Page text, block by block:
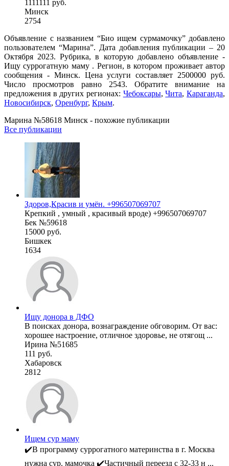
1111111 руб.
Минск
2754
Объявление с названием “Био ищем сурмамочку” добавлено
пользователем “Марина”. Дата добавления публикации – 20
Октября 2023. Рубрика, в которую добавлено объявление -
Ищу суррогатную маму . Регион, в котором проживает автор
сообщения - Минск. Цена услуги составляет 2500000 руб.
Число просмотров равно 2543. Обратите внимание на
предложения в других регионах: Чебоксары,Чита,Караганда,
Новосибирск, Оренбург, Крым.
Марина №58618 Минск - похожие публикации
Все публикации
Здоров,Красив и умён. +996507069707
Крепкий , умный , красивый вроде) +996507069707
Бек №59618
15000 руб.
Бишкек
1634
Ищу донора в ДФО
В поисках донора, вознаграждение обговорим. От вас:
хорошее настроение, отличное здоровье, не отягощ ...
Ирина №51685
111 руб.
Хабаровск
2812
Ищем сур маму
✔️В программу суррогатного материнства в г. Москва
нужна сур. мамочка ✔️Частичный переезд с 32-33 н ...